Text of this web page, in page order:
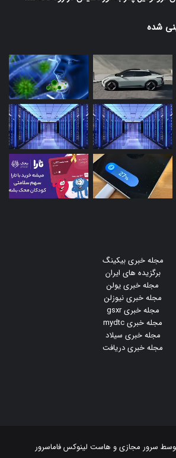
شده
مجله خبری بیکینگ
برگزیده های ایران
مجله خبری یولن
مجله خبری نیوزلن
مجله خبری gsxr
مجله خبری mydtc
مجله خبری سیلاد
مجله خبری دریافت
سرور مجازیو هاست لینوکسفاماسرور